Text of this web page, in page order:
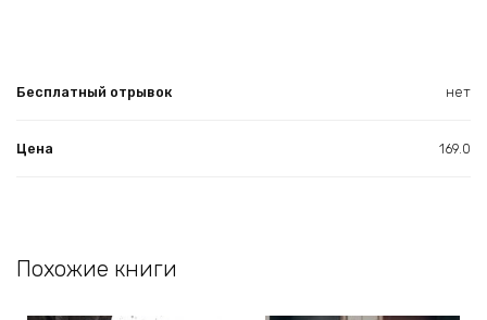
Бесплатный отрывок нет
Цена 169.0
Похожие книги